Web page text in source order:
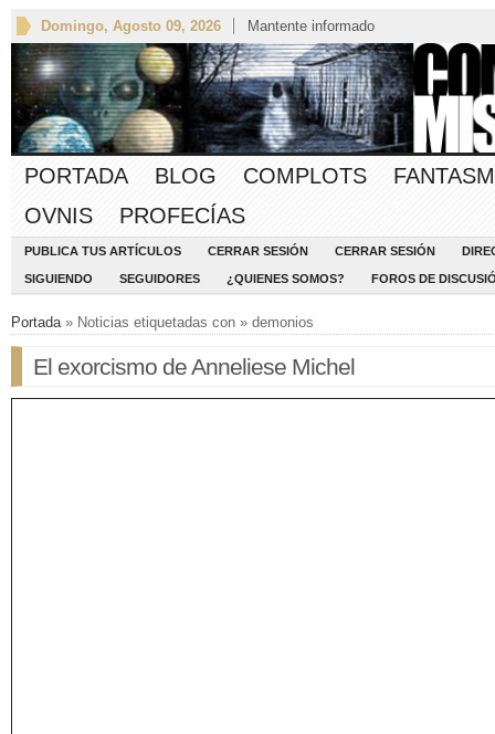
Domingo, Agosto 09, 2026 Mantente informado
PORTADA BLOG COMPLOTS
OVNIS
PROFECÍAS
PUBLICA TUS ARTÍCULOS CERRAR SESIÓN CERRAR SESIÓN
SIGUIENDO SEGUIDORES ¿QUIENES SOMOS? FOROS DE
Portada » Noticias etiquetadas con » demonios
El exorcismo de Anneliese Michel